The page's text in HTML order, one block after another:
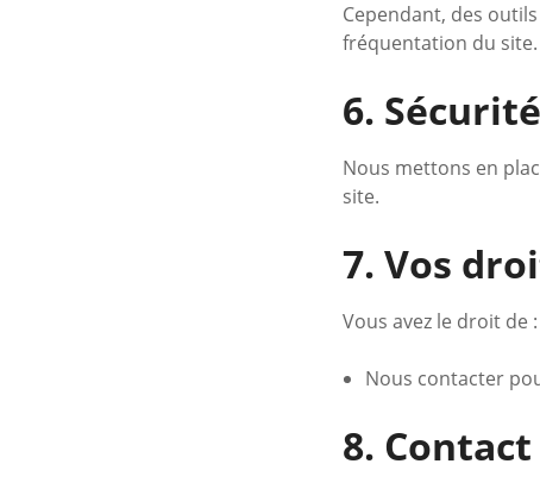
Cependant, des
fréquentation du site.
6.
Nous mettons en
site.
7. Vos
Vous avez le droit de :
Nous contacter
8. Contact